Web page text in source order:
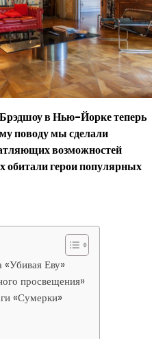
в Нью-Йорке теперь
поводу мы сделали
возможностей
обитали герои популярных
«Убивая Еву»
просвещения»
«Сумерки»